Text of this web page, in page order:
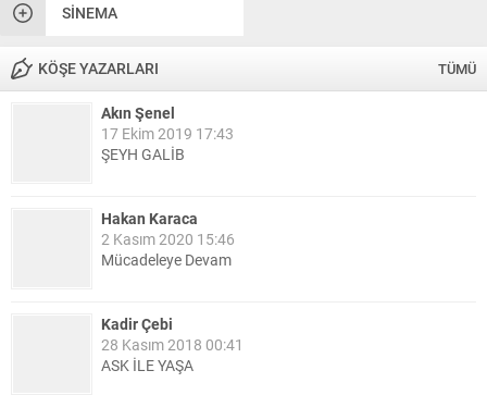
SINEMA
KÖŞE YAZARLARI TÜMÜ
Akın Şenel
17 Ekim 2019 17:43
ŞEYH GALİB
Hakan Karaca
2 Kasım 2020 15:46
Mücadeleye Devam
Kadir Çebi
28 Kasım 2018 00:41
ASK İLE YAŞA